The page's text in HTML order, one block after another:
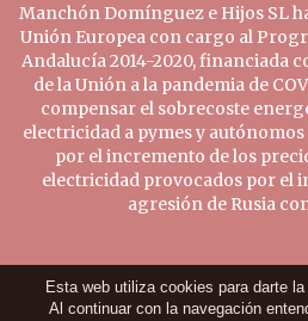
Manchón Domínguez e Hijos SL
Unión Europea con cargo al
Andalucía 2014-2020, financiada
de la Unión a la pandemia de
compensar el sobrecoste
electricidad a pymes y
por el incremento de los
electricidad provocados por el
agresión de Rusia
Esta web utiliza cookies para darte
Al continuar con la navegación